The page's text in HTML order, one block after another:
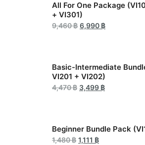
All For One Package
+ VI301)
9,460฿ 6,990 ฿
Basic-Intermediate
VI201 + VI202)
4,470฿ 3,499 ฿
Beginner Bundle Pack
1,480฿ 1,111 ฿